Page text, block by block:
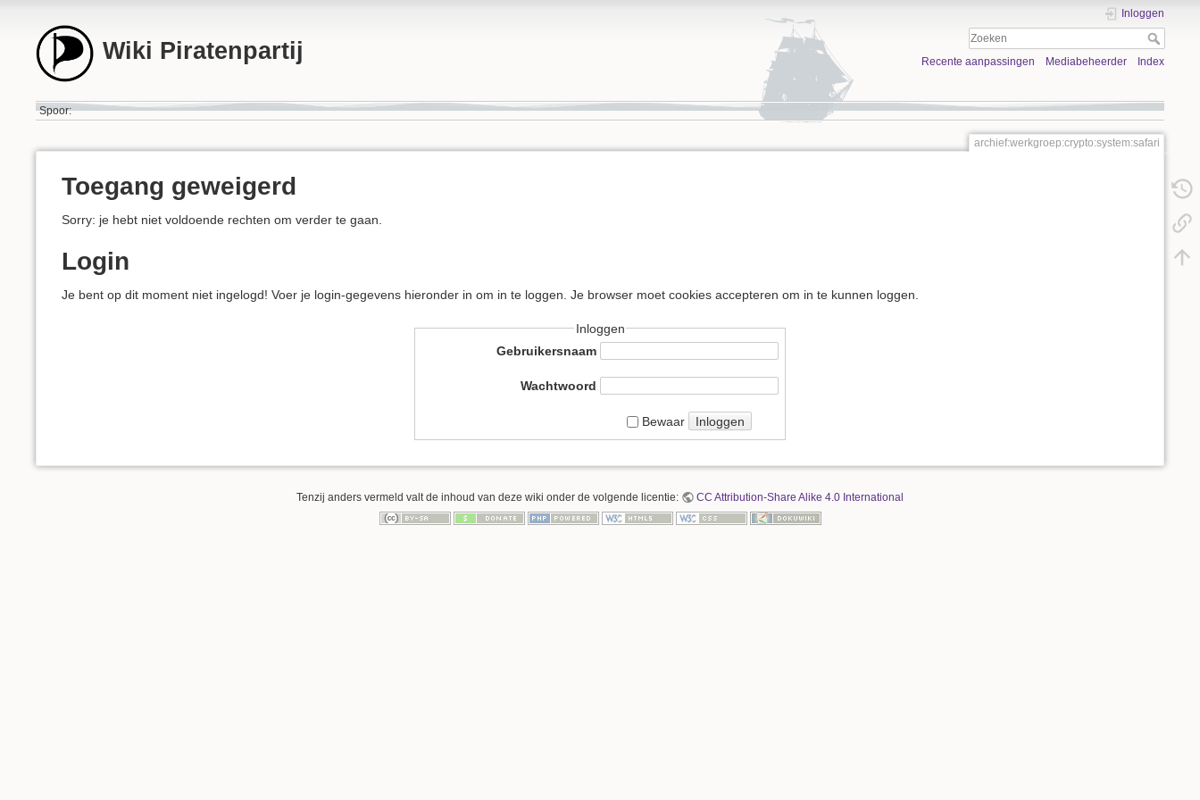
Wiki Piratenpartij
Inloggen
Recente aanpassingen Mediabeheerder Index
Spoor:
archief:werkgroep:crypto:system:safari
Toegang geweigerd
Sorry: je hebt niet voldoende rechten om verder te gaan.
Login
Je bent op dit moment niet ingelogd! Voer je login-gegevens hieronder in om in te loggen. Je browser moet cookies accepteren om in te kunnen loggen.
Inloggen
Gebruikersnaam
Wachtwoord
Bewaar Inloggen
Tenzij anders vermeld valt de inhoud van deze wiki onder de volgende licentie: CC Attribution-Share Alike 4.0 International